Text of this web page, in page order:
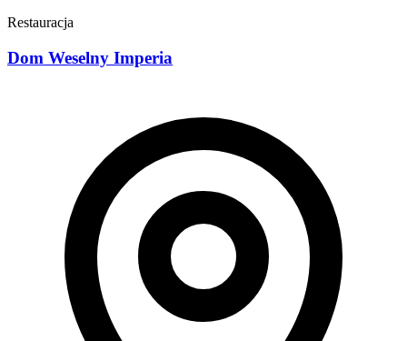
Restauracja
Dom Weselny Imperia